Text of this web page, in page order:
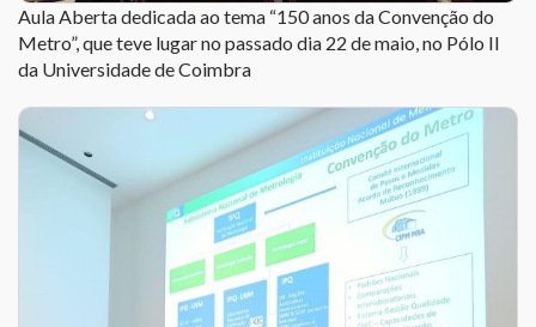
Aula Aberta dedicada ao tema “150 anos da Convenção do
Metro”, que teve lugar no passado dia 22 de maio, no Pólo II
da Universidade de Coimbra